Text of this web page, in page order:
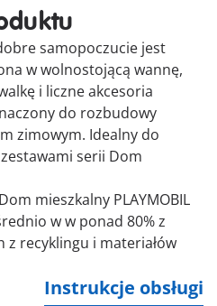
samopoczucie jest
w wolnostojącą wannę,
i liczne akcesoria
do rozbudowy
zimowym. Idealny do
serii Dom
mieszkalny PLAYMOBIL
w w ponad 80% z
z recyklingu i materiałów
Instrukcje obsługi